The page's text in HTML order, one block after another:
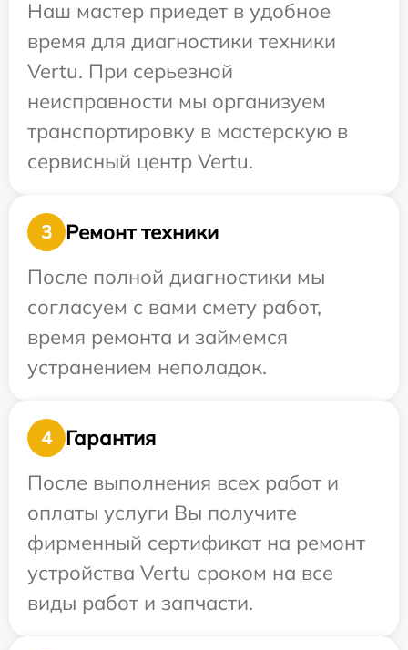
Наш мастер приедет в удобное
время для диагностики техники
Vertu. При серьезной
неисправности мы организуем
транспортировку в мастерскую в
сервисный центр Vertu.
3
Ремонт техники
После полной диагностики мы
согласуем с вами смету работ,
время ремонта и займемся
устранением неполадок.
4
Гарантия
После выполнения всех работ и
оплаты услуги Вы получите
фирменный сертификат на ремонт
устройства Vertu сроком на все
виды работ и запчасти.